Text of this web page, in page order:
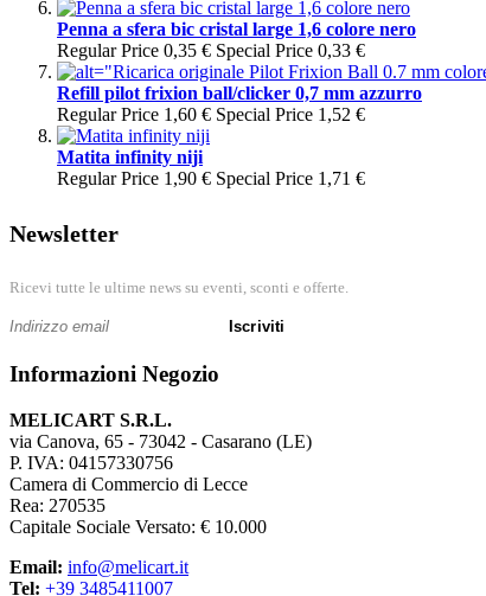
Penna a sfera bic cristal large 1,6 colore nero
Regular Price 0,35 € Special Price 0,33 €
Refill pilot frixion ball/clicker 0,7 mm azzurro
Regular Price 1,60 € Special Price 1,52 €
Matita infinity niji
Regular Price 1,90 € Special Price 1,71 €
Newsletter
Ricevi tutte le ultime news su eventi, sconti e offerte.
Iscriviti
Informazioni Negozio
MELICART S.R.L.
via Canova, 65 - 73042 - Casarano (LE)
P. IVA: 04157330756
Camera di Commercio di Lecce
Rea: 270535
Capitale Sociale Versato: € 10.000
Email: info@melicart.it
Tel: +39 3485411007